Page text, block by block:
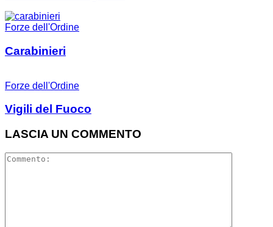
Forze dell'Ordine
Carabinieri
Forze dell'Ordine
Vigili del Fuoco
LASCIA UN COMMENTO